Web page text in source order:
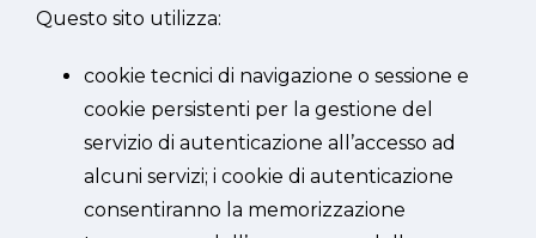
Questo sito utilizza:
cookie tecnici di navigazione o sessione e
cookie persistenti per la gestione del
servizio di autenticazione all’accesso ad
alcuni servizi; i cookie di autenticazione
consentiranno la memorizzazione